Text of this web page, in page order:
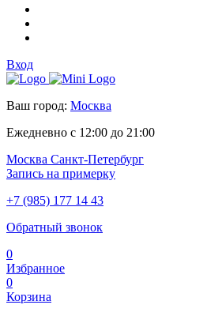
Вход
Ваш город: Москва
Ежедневно с 12:00 до 21:00
Москва Санкт-Петербург
Запись на примерку
+7 (985) 177 14 43
Обратный звонок
0
Избранное
0
Корзина